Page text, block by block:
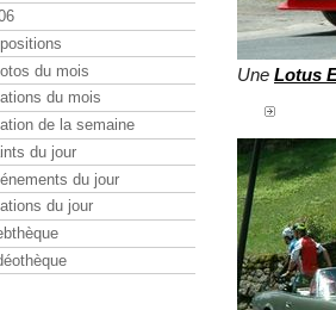
Une Lotus
du mois
du mois
de la semaine
du jour
du jour
du jour